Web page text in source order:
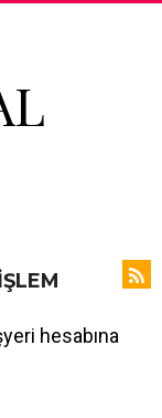
hesabına